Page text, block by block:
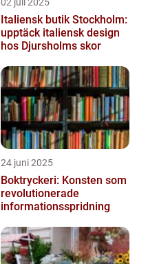
Italiensk butik Stockholm:
upptäck italiensk design
hos Djursholms skor
24 juni 2025
Boktryckeri: Konsten som
revolutionerade
informationsspridning